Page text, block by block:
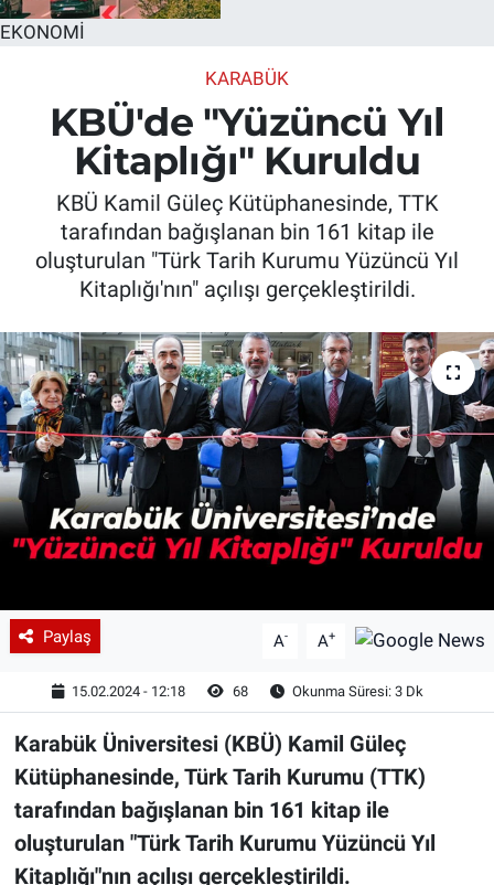
EKONOMİ
KARABÜK
KBÜ'de "Yüzüncü Yıl
Kitaplığı" Kuruldu
KBÜ Kamil Güleç Kütüphanesinde, TTK
tarafından bağışlanan bin 161 kitap ile
oluşturulan "Türk Tarih Kurumu Yüzüncü Yıl
Kitaplığı'nın" açılışı gerçekleştirildi.
Paylaş A- A+
15.02.2024 - 12:18 68 Okunma Süresi: 3 Dk
Karabük Üniversitesi (KBÜ) Kamil Güleç
Kütüphanesinde, Türk Tarih Kurumu (TTK)
tarafından bağışlanan bin 161 kitap ile
oluşturulan "Türk Tarih Kurumu Yüzüncü Yıl
Kitaplığı"nın açılışı gerçekleştirildi.